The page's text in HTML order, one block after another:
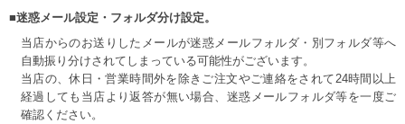
■迷惑メール設定・フォルダ分け設定。
当店からのお送りしたメールが迷惑メールフォルダ・別フォルダ等へ
自動振り分けされてしまっている可能性がございます。
当店の、休日・営業時間外を除きご注文やご連絡をされて24時間以上
経過しても当店より返答が無い場合、迷惑メールフォルダ等を一度ご
確認ください。